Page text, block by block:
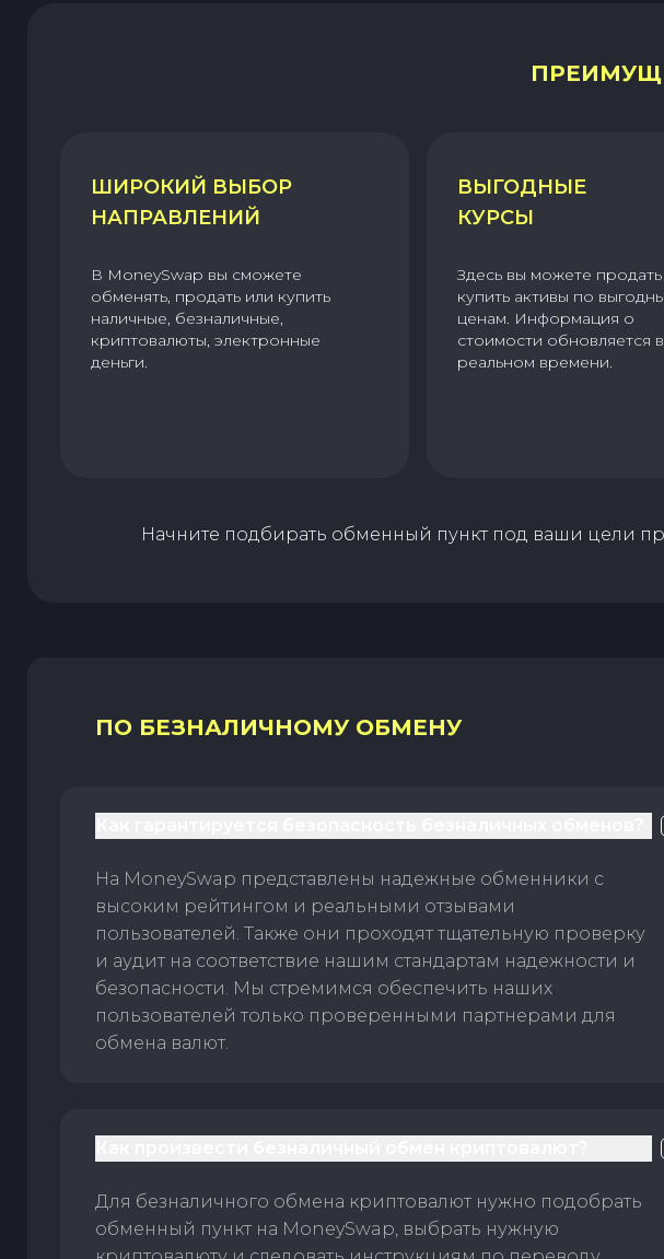
ШИРОКИЙ ВЫБОР
НАПРАВЛЕНИЙ
В MoneySwap вы сможете
обменять, продать или купить
наличные, безналичные,
криптовалюты, электронные
деньги.
ВЫГОДНЫЕ
КУРСЫ
Здесь вы можете продать
купить активы по
ценам. Информация о
стоимости обновляется в
реальном времени.
Начните подбирать обменный пункт под ваши цели
ПО БЕЗНАЛИЧНОМУ ОБМЕНУ
На MoneySwap представлены надежные обменники с
высоким рейтингом и реальными отзывами
пользователей. Также они проходят тщательную проверку
и аудит на соответствие нашим стандартам надежности и
безопасности. Мы стремимся обеспечить наших
пользователей только проверенными партнерами для
обмена валют.
Для безналичного обмена криптовалют нужно подобрать
обменный пункт на MoneySwap, выбрать нужную